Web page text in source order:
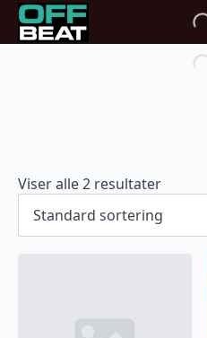
Viser alle 2 resultater